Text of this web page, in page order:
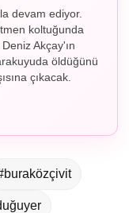
devam ediyor.
koltuğunda
Akçay'ın
öldüğünü
çıkacak.